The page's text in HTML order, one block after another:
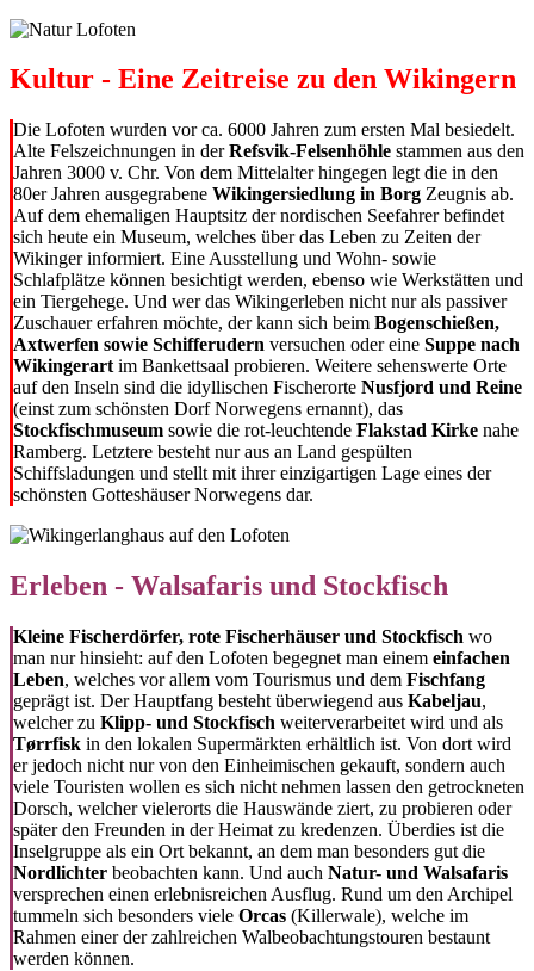
Kultur - Eine Zeitreise zu den Wikingern
Die Lofoten wurden vor ca. 6000 Jahren zum ersten Mal besiedelt.
Alte Felszeichnungen in derRefsvik-Felsenhöhle stammen aus den
Jahren 3000 v. Chr. Von dem Mittelalter hingegen legt die in den
80er Jahren ausgegrabene Wikingersiedlung in Borg Zeugnis ab.
Auf dem ehemaligen Hauptsitz der nordischen Seefahrer befindet
sich heute ein Museum, welches über das Leben zu Zeiten der
Wikinger informiert. Eine Ausstellung und Wohn- sowie
Schlafplätze können besichtigt werden, ebenso wie Werkstätten und
ein Tiergehege. Und wer das Wikingerleben nicht nur als passiver
Zuschauer erfahren möchte, der kann sich beim Bogenschießen,
Axtwerfen sowie Schifferudern versuchen oder eine Suppe nach
Wikingerart im Bankettsaal probieren. Weitere sehenswerte Orte
auf den Inseln sind die idyllischen Fischerorte Nusfjord und Reine
(einst zum schönsten Dorf Norwegens ernannt), das
Stockfischmuseum sowie die rot-leuchtende Flakstad Kirke nahe
Ramberg. Letztere besteht nur aus an Land gespülten
Schiffsladungen und stellt mit ihrer einzigartigen Lage eines der
schönsten Gotteshäuser Norwegens dar.
Erleben - Walsafaris und Stockfisch
Kleine Fischerdörfer, rote Fischerhäuser und Stockfisch wo
man nur hinsieht: auf den Lofoten begegnet man einem einfachen
Leben, welches vor allem vom Tourismus und dem Fischfang
geprägt ist. Der Hauptfang besteht überwiegend aus Kabeljau,
welcher zu Klipp- und Stockfisch weiterverarbeitet wird und als
Tørrfisk in den lokalen Supermärkten erhältlich ist. Von dort wird
er jedoch nicht nur von den Einheimischen gekauft, sondern auch
viele Touristen wollen es sich nicht nehmen lassen den getrockneten
Dorsch, welcher vielerorts die Hauswände ziert, zu probieren oder
später den Freunden in der Heimat zu kredenzen. Überdies ist die
Inselgruppe als ein Ort bekannt, an dem man besonders gut die
Nordlichter beobachten kann. Und auch Natur- und Walsafaris
versprechen einen erlebnisreichen Ausflug. Rund um den Archipel
tummeln sich besonders viele Orcas (Killerwale), welche im
Rahmen einer der zahlreichen Walbeobachtungstouren bestaunt
werden können.